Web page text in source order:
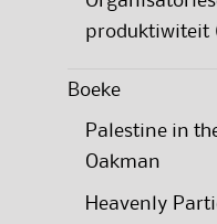
produktiwiteit
Boeke
Palestine in
Oakman
Heavenly